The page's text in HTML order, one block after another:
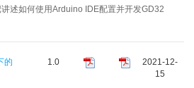
述如何使用Arduino IDE配置并开发GD32
的
1.0
2021-12-
15